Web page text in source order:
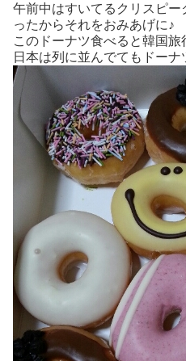
午前中はすいてるクリスピ
ったからそれをおみあげに♪
このドーナツ食べると韓国旅
日本は列に並んでてもドー